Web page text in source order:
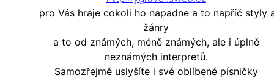
pro Vás hraje cokoli ho napadne a to napříč styly
žánry
a to od známých, méně známých, ale i úplně
neznámých interpretů.
Samozřejmě uslyšíte i své oblíbené písničky